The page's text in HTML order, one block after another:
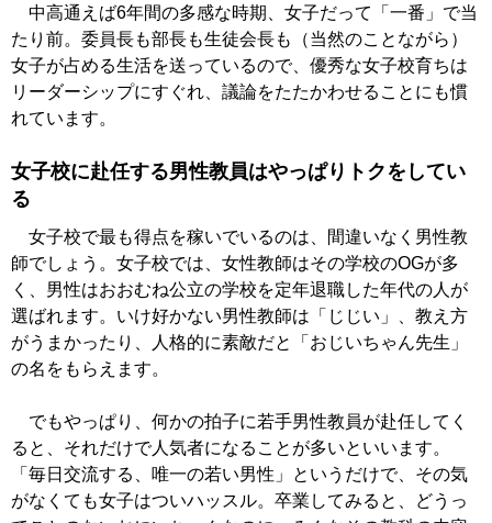
中高通えば6年間の多感な時期、女子だって「一番」で当
たり前。委員長も部長も生徒会長も（当然のことながら）
女子が占める生活を送っているので、優秀な女子校育ちは
リーダーシップにすぐれ、議論をたたかわせることにも慣
れています。
女子校に赴任する男性教員はやっぱりトクをしてい
る
女子校で最も得点を稼いでいるのは、間違いなく男性教
師でしょう。女子校では、女性教師はその学校のOGが多
く、男性はおおむね公立の学校を定年退職した年代の人が
選ばれます。いけ好かない男性教師は「じじい」、教え方
がうまかったり、人格的に素敵だと「おじいちゃん先生」
の名をもらえます。
でもやっぱり、何かの拍子に若手男性教員が赴任してく
ると、それだけで人気者になることが多いといいます。
「毎日交流する、唯一の若い男性」というだけで、その気
がなくても女子はついハッスル。卒業してみると、どうっ